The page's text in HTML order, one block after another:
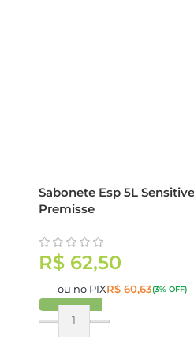
Sabonete Esp 5L Sensitive
Premisse
R$62,50
ou no PIXR$60,63(3% OFF)
Comprar